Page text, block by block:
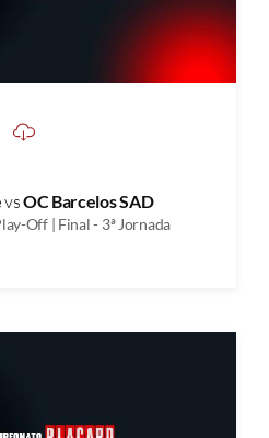
vsOC Barcelos SAD
Off | Final - 3ª Jornada